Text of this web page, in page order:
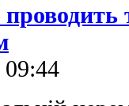
09:44